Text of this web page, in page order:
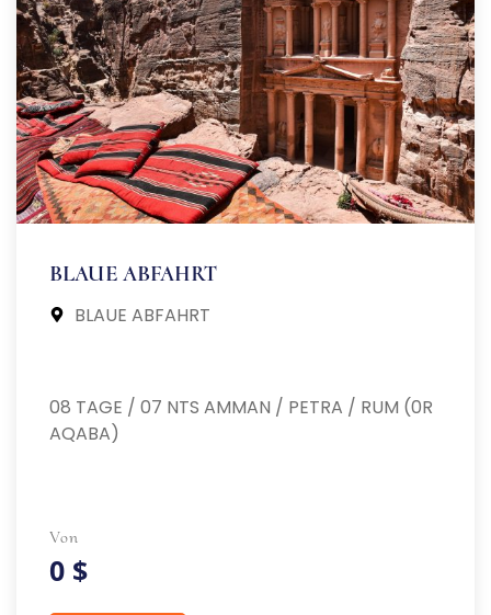
BLAUE ABFAHRT
BLAUE ABFAHRT
08 TAGE / 07 NTS AMMAN / PETRA / RUM (0R
AQABA)
Von
0 $